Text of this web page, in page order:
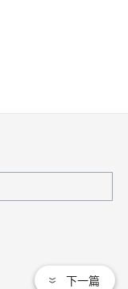
下一篇